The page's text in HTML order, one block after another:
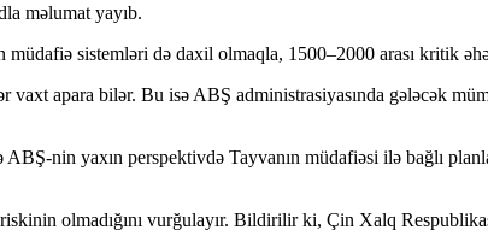
məlumat yayıb.
sistemləri də daxil olmaqla, 1500–2000 arası kritik
vaxt apara bilər. Bu isə ABŞ administrasiyasında gələcək
nin yaxın perspektivdə Tayvanın müdafiəsi ilə bağlı
riskinin olmadığını vurğulayır. Bildirilir ki, Çin Xalq